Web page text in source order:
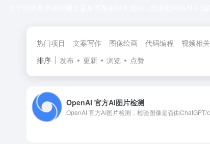
热门项目 文案写作 图像绘画 代码编程 视频相关
排序
发布 更新 浏览 点赞
OpenAI 官方AI图片检测